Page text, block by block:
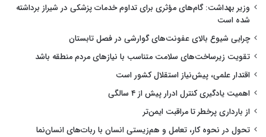
وزیر بهداشت: گام‌های مؤثری برای تداوم خدمات پزشکی در شیراز برداشته
شده است
چرایی شیوع بالای عفونت‌های گوارشی در فصل تابستان
تقویت زیرساخت‌های سلامت متناسب با نیازهای مردم منطقه باشد
اقتدار علمی، پیش‌نیاز استقلال کشور است
اهمیت یادگیری کنترل ادرار پیش از ۴ سالگی
از بارداری پرخطر تا مراقبت ایمن‌تر
تحول در نحوه کار، تعامل و هم‌زیستی انسان با ربات‌های انسان‌نما